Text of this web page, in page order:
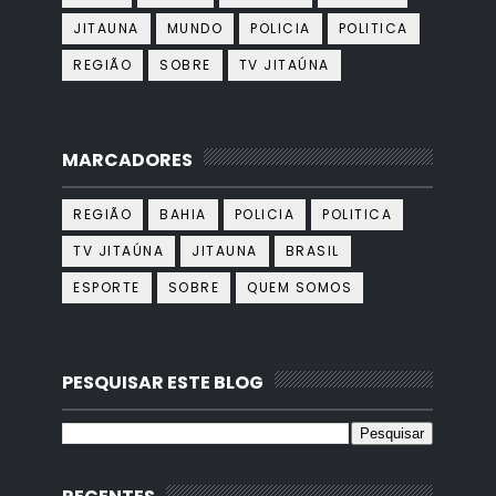
JITAUNA
MUNDO POLICIA
POLITICA
REGIÃO
SOBRE TV JITAÚNA
MARCADORES
REGIÃO BAHIA POLICIA
POLITICA
TV JITAÚNA
JITAUNA
BRASIL
ESPORTE
SOBRE QUEM SOMOS
PESQUISAR ESTE BLOG